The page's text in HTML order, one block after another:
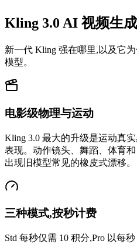
Kling 3.0 AI 视频生
新一代 Kling 强在哪里,以及它
模型。
电影级物理与运动
Kling 3.0 最大的升级是运动真
表现。动作镜头、舞蹈、体育
出现旧模型常见的橡皮式漂移。
三种模式,按秒计费
Std 每秒仅需 10 积分,Pro 以每